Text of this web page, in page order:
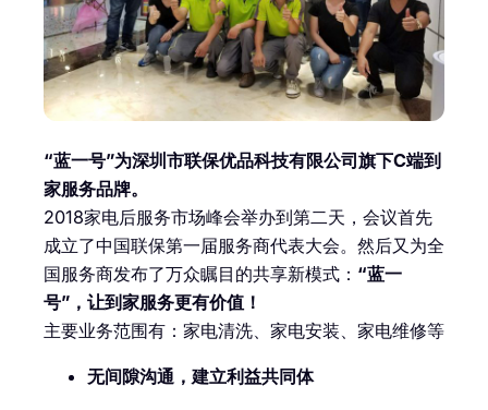
“蓝一号”为深圳市联保优品科技有限公司旗下C端到
家服务品牌。
2018家电后服务市场峰会举办到第二天，会议首先
成立了中国联保第一届服务商代表大会。然后又为全
国服务商发布了万众瞩目的共享新模式： “蓝一
号”，让到家服务更有价值！
主要业务范围有：家电清洗、家电安装、家电维修等
无间隙沟通，建立利益共同体